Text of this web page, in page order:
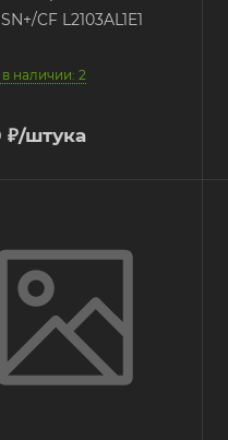
CF L2103AL1E1
в наличии: 2
₽/штука